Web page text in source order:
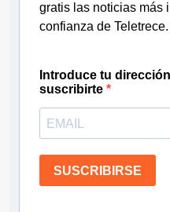
gratis las noticias más
confianza de Teletrece.
Introduce tu
suscribirte
SUSCRIBIRSE